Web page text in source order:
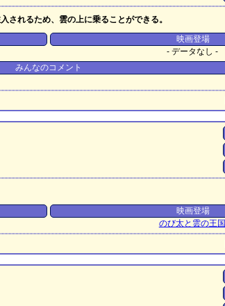
されるため、雲の上に乗ることができる。
映画登場
- データなし -
みんなのコメント
映画登場
のび太と雲の王国